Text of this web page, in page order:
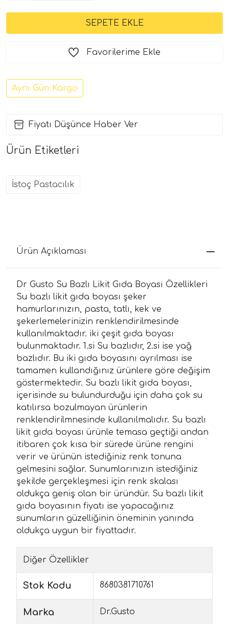
Favorilerime Ekle
Aynı Gün Kargo
Fiyatı Düşünce Haber Ver
Ürün Etiketleri
İstoç Pastacılık
Ürün Açıklaması
Dr Gusto Su Bazlı Likit Gıda Boyası Özellikleri
Su bazlı likit gıda boyası şeker
hamurlarınızın, pasta, tatlı, kek ve
şekerlemelerinizin renklendirilmesinde
kullanılmaktadır. iki çeşit gıda boyası
bulunmaktadır. 1.si Su bazlıdır, 2.si ise yağ
bazlıdır. Bu iki gıda boyasını ayrılması ise
tamamen kullandığınız ürünlere göre değişim
göstermektedir. Su bazlı likit gıda boyası,
içerisinde su bulundurduğu için daha çok su
katılırsa bozulmayan ürünlerin
renklendirilmnesinde kullanılmalıdır. Su bazlı
likit gıda boyası ürünle temasa geçtiği andan
itibaren çok kısa bir sürede ürüne rengini
verir ve ürünün istediğiniz renk tonuna
gelmesini sağlar. Sunumlarınızın istediğiniz
şekilde gerçekleşmesi için renk skalası
oldukça geniş olan bir üründür. Su bazlı likit
gıda boyasının fiyatı ise yapacağınız
sunumların güzelliğinin öneminin yanında
oldukça uygun bir fiyattadır.
Diğer Özellikler
Stok Kodu 8680381710761
Marka Dr.Gusto